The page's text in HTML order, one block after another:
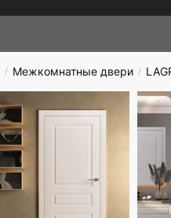
/ Межкомнатные двери /